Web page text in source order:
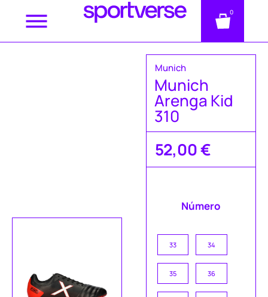
0
Munich
Munich
Arenga Kid
310
52,00€
Número
33 34
35 36